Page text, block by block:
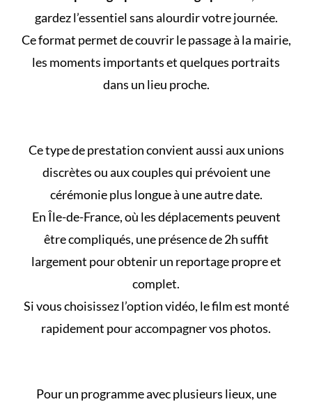
gardez l’essentiel sans alourdir votre journée.
Ce format permet de couvrir le passage à la mairie,
les moments importants et quelques portraits
dans un lieu proche.
Ce type de prestation convient aussi aux unions
discrètes ou aux couples qui prévoient une
cérémonie plus longue à une autre date.
En Île-de-France, où les déplacements peuvent
être compliqués, une présence de 2h suffit
largement pour obtenir un reportage propre et
complet.
Si vous choisissez l’option vidéo, le film est monté
rapidement pour accompagner vos photos.
Pour un programme avec plusieurs lieux, une